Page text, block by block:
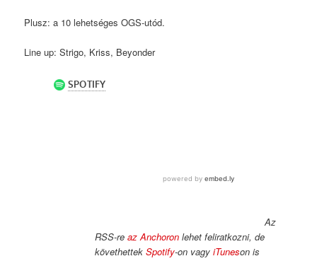
Plusz: a 10 lehetséges OGS-utód.
Line up: Strigo, Kriss, Beyonder
Az
RSS-reaz Anchoron lehet feliratkozni, de
követhettekSpotify-on vagyiTuneson is